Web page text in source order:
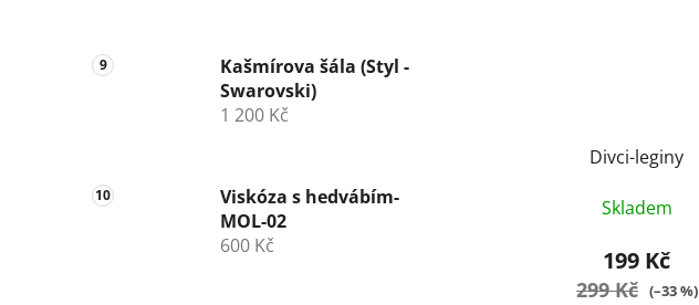
Kašmírova šála (Styl -
Swarovski)
1 200 Kč
Viskóza s hedvábím-
MOL-02
600 Kč
Divci-leginy
Skladem
199 Kč
299 Kč (–33 %)